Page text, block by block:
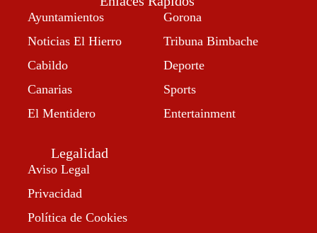
Ayuntamientos
Noticias El Hierro
Cabildo
Canarias
El Mentidero
Gorona
Tribuna Bimbache
Deporte
Sports
Entertainment
Legalidad
Aviso Legal
Privacidad
Política de Cookies